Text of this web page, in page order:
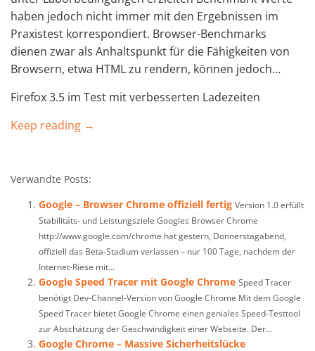
haben jedoch nicht immer mit den Ergebnissen im
Praxistest korrespondiert. Browser-Benchmarks
dienen zwar als Anhaltspunkt für die Fähigkeiten von
Browsern, etwa HTML zu rendern, können jedoch…
Firefox 3.5 im Test mit verbesserten Ladezeiten
Keep reading →
Verwandte Posts:
Google – Browser Chrome offiziell fertig Version 1.0 erfüllt
Stabilitäts- und Leistungsziele Googles Browser Chrome
http://www.google.com/chrome hat gestern, Donnerstagabend,
offiziell das Beta-Stadium verlassen – nur 100 Tage, nachdem der
Internet-Riese mit...
Google Speed Tracer mit Google Chrome Speed Tracer
benötigt Dev-Channel-Version von Google Chrome Mit dem Google
Speed Tracer bietet Google Chrome einen geniales Speed-Testtool
zur Abschätzung der Geschwindigkeit einer Webseite. Der...
Google Chrome – Massive Sicherheitslücke